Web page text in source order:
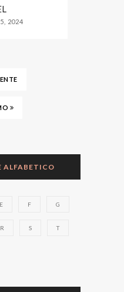
2024
ALFABETICO
E F G
R S T